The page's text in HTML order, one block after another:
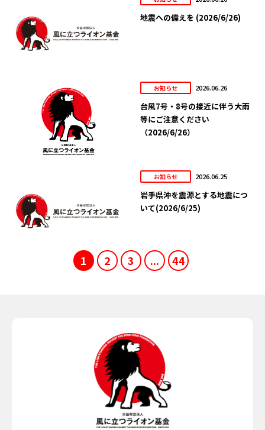
地震への備えを (2026/6/26)
お知らせ 2026.06.26
台風7号・8号の接近に伴う大雨
等にご注意ください
（2026/6/26）
お知らせ 2026.06.25
岩手県沖を震源とする地震につ
いて(2026/6/25)
1 2 3 ... 44